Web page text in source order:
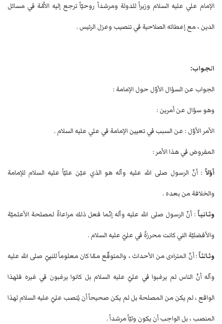
الإمام علي عليه السلام وزيراً للدولة ومرشداً روحيّاً ترجع إليه الاُمّة في مسائل
الدين ، مع إعطائه الصلاحية في تنصيب وعزل الرئيس .
الجواب:
الجواب عن السؤال الأوّل حول الإمامة :
وهو سؤال عن أمرين :
الأمر الأوّل : عن السبب في تعيين الإمامة في علي عليه السلام .
المفروض في هذا الأمر :
أوّلاً : أنّ الرسول صلى الله عليه وآله هو الذي عيّن عليّاً عليه السلام للإمامة
والخلافة من بعده .
وثانياً : أنّ الرسول صلى الله عليه وآله إنّما فعل ذلك مراعاةً لمصلحة الأعلميّة
والأفضليّة التي كانت محرزةً في عليّ عليه السلام .
وثالثاً : أنّ المتراءى من الأحداث ، والمتوقّع ممّا كان معلوماً للنبيّ صلى الله عليه
وآله أنّ الناس لم يرغبوا في عليّ عليه السلام بل كانوا يرغبون في غيره فلهذا
الواقع ، لم يكن من المصلحة بل لم يكن صحيحاً أن يُنصب عليّ عليه السلام لهذا
المنصب ، بل الواجب أن يكون وليّاً مرشداً .